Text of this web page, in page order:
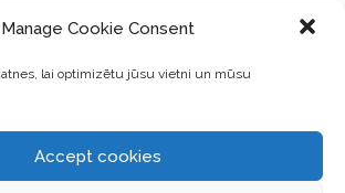
Manage Cookie Consent
lai optimizētu jūsu vietni un mūsu
Accept cookies
raksti
jeb tējas sēnes recepte